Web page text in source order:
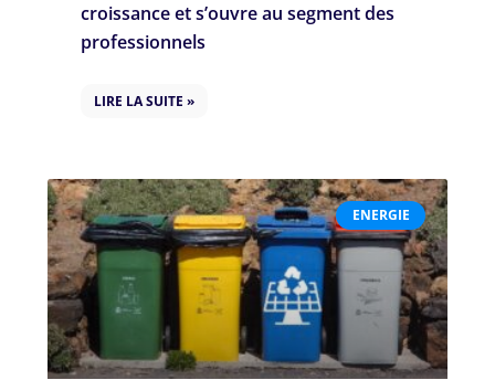
croissance et s’ouvre au segment des
professionnels
LIRE LA SUITE »
ENERGIE